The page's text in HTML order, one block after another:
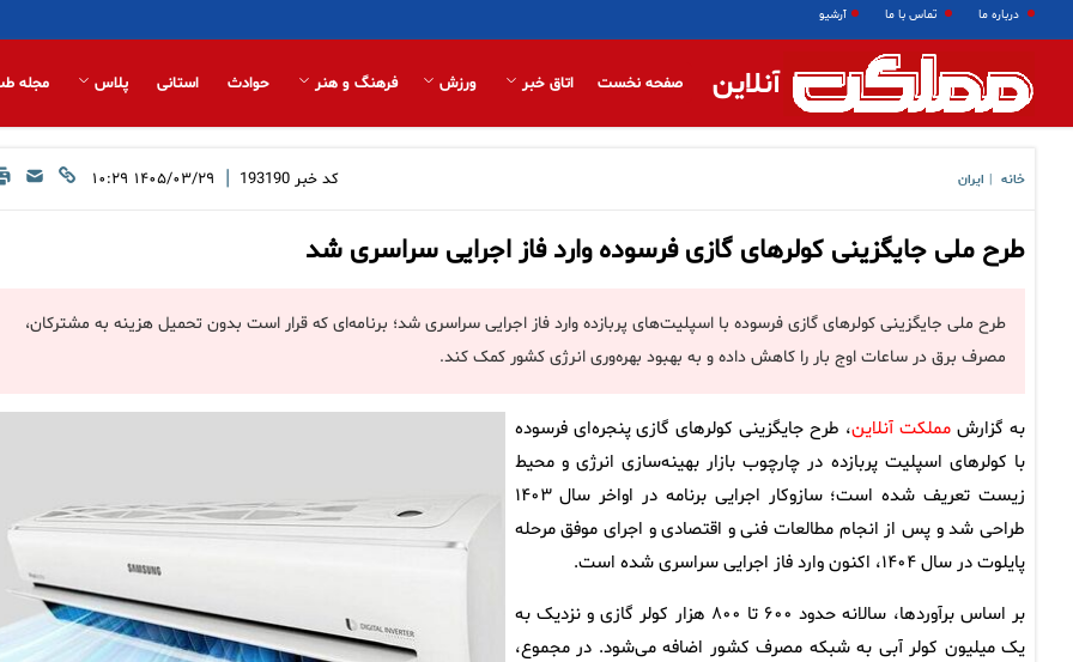
درباره ما تماس با ما آرشیو
آنلاین صفحه نخست اتاق خبر ورزش فرهنگ و هنر حوادث استانی پلاس مجله
خانه ایران کد خبر 193190
| ۱۴۰۵/۰۳/۲۹ ۱۰:۲۹
طرح ملی جایگزینی کولرهای گازی فرسوده وارد فاز اجرایی سراسری شد
طرح ملی جایگزینی کولرهای گازی فرسوده با اسپلیت‌های پربازده وارد فاز اجرایی سراسری شد؛ برنامه‌ای که قرار است بدون تحمیل هزینه به مشترکان،
مصرف برق در ساعات اوج بار را کاهش داده و به بهبود بهره‌وری انرژی کشور کمک کند.
به گزارش مملکت آنلاین، طرح جایگزینی کولرهای گازی پنجره‌ای فرسوده
با کولرهای اسپلیت پربازده در چارچوب بازار بهینه‌سازی انرژی و محیط
زیست تعریف شده است؛ سازوکار اجرایی برنامه در اواخر سال ۱۴۰۳
طراحی شد و پس از انجام مطالعات فنی و اقتصادی و اجرای موفق مرحله
پایلوت در سال ۱۴۰۴، اکنون وارد فاز اجرایی سراسری شده است.
بر اساس برآوردها، سالانه حدود ۶۰۰ تا ۸۰۰ هزار کولر گازی و نزدیک به
یک میلیون کولر آبی به شبکه مصرف کشور اضافه می‌شود. در مجموع،